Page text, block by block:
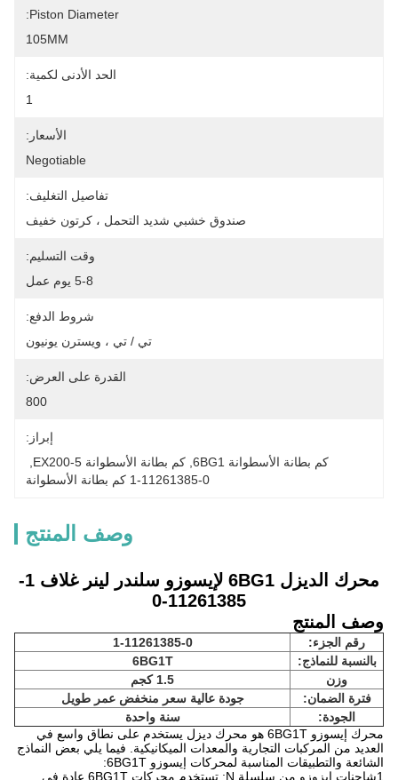
Piston Diameter:
105MM
الحد الأدنى لكمية:
1
الأسعار:
Negotiable
تفاصيل التغليف:
صندوق خشبي شديد التحمل ، كرتون خفيف
وقت التسليم:
5-8 يوم عمل
شروط الدفع:
تي / تي ، ويسترن يونيون
القدرة على العرض:
800
إبراز:
كم بطانة الأسطوانة 6BG1
كم بطانة الأسطوانة EX200-5
1-11261385-0 كم بطانة الأسطوانة
وصف المنتج
محرك الديزل 6BG1 لإيسوزو سلندر لينر غلاف 1-
11261385-0
وصف المنتج
رقم الجزء:
1-11261385-0
بالنسبة للنماذج:
6BG1T
وزن
1.5 كجم
فترة الضمان:
جودة عالية سعر منخفض عمر طويل
الجودة:
سنة واحدة
محرك إيسوزو 6BG1T هو محرك ديزل يستخدم على نطاق واسع في
العديد من المركبات التجارية والمعدات الميكانيكية. فيما يلي بعض النماذج
الشائعة والتطبيقات المناسبة لمحركات إيسوزو 6BG1T:
1شاحنات إيزوزو من سلسلة N: تستخدم محركات 6BG1T عادة في